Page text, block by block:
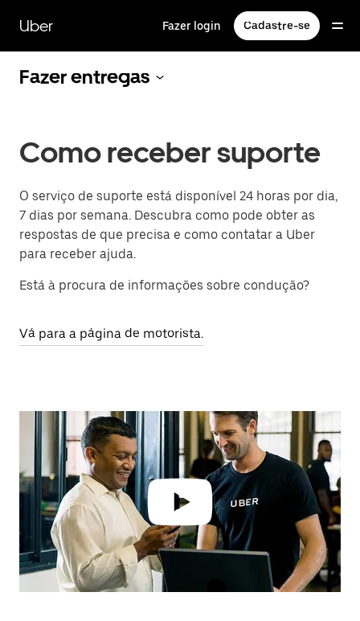
para
conteúdo
Uber Fazer login Cadastre-se
Fazer entregas
Como receber suporte
O serviço de suporte está disponível 24 horas por dia,
7 dias por semana. Descubra como pode obter as
respostas de que precisa e como contatar a Uber
para receber ajuda.
Está à procura de informações sobre condução?
Vá para a página de motorista.